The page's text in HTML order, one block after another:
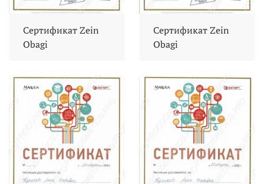
Сертификат Zein
Obagi
Сертификат Zein
Obagi